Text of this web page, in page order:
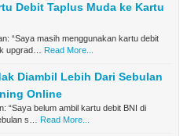
Debit Taplus Muda ke Kartu
“Saya masih menggunakan kartu debit
upgrad…
Read More...
Diambil Lebih Dari Sebulan
Online
“Saya belum ambil kartu debit BNI di
s…
Read More...